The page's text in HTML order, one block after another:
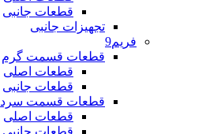
قطعات جانبی
تجهیزات جانبی
فریم9
قطعات قسمت گرم
قطعات اصلی
قطعات جانبی
قطعات قسمت سرد
قطعات اصلی
قطعات جانبی